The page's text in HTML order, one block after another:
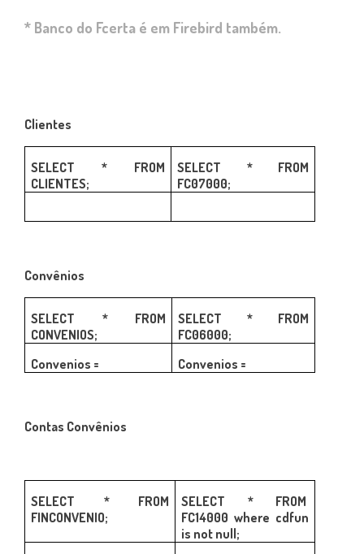
* Banco do Fcerta é em Firebird também.
Clientes
SELECT * FROM
CLIENTES;
SELECT * FROM
FC07000;
Convênios
SELECT * FROM
CONVENIOS;
SELECT * FROM
FC06000;
Convenios =
Convenios =
Contas Convênios
SELECT * FROM
FINCONVENIO;
SELECT * FROM
FC14000 where cdfun
is not null;